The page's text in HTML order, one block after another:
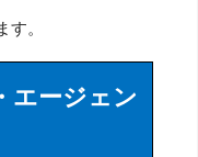
す。
エージェン